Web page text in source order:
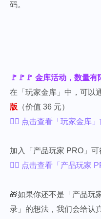
码。
🚩🚩🚩 金库活动，数量有
在「玩家金库」中，可以
版 （价值 36 元）
👉🏻 点击查看「玩家金库
加入「产品玩家 PRO」可
👉🏻 点击查看「产品玩家
🎁如果你还不是「产品玩
录」的想法，我们会给认